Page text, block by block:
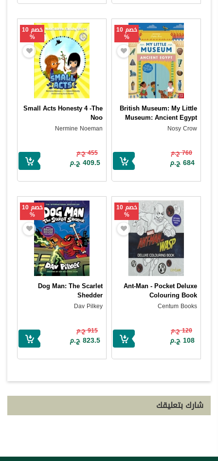
خصم 10
%
British Museum: My Little
Museum: Ancient Egypt
Nosy Crow
760 ج.م
684 ج.م
خصم 10
%
Small Acts Honesty 4 -The
Noo
Nermine Noeman
455 ج.م
409.5 ج.م
خصم 10
%
Ant-Man - Pocket Deluxe
Colouring Book
Centum Books
120 ج.م
108 ج.م
خصم 10
%
Dog Man: The Scarlet
Shedder
Dav Pilkey
915 ج.م
823.5 ج.م
شارك بتعليقك